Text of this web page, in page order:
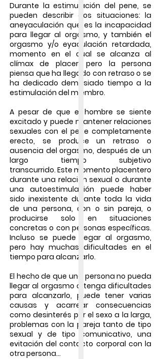
Durante la estimulación del pene, se
pueden describir dos situaciones: la
aneyaculación que es la incapacidad
para llegar al orgasmo, y también el
orgasmo y/o eyaculación retardada,
momento en el cual se alcanza al
clímax de placer, pero la persona
piensa que ha llegado con retraso o se
ha dedicado demasiado tiempo a la
estimulación del miembro.
A pesar de que el hombre se siente
excitado y puede mantener relaciones
sexuales con el pene completamente
erecto, se produce un retraso o
ausencia del orgasmo, después de un
largo tiempo subjetivo
transcurrido. Este momento placentero
durante una relación sexual o durante
una autoestimulación puede haber
sido inexistente durante toda la vida
de una persona, con o sin pareja, o
producirse solo en situaciones
concretas o con personas específicas.
Incluso se puede llegar al orgasmo,
pero hay muchas dificultades en el
tiempo para alcanzarlo.
El hecho de que una personano pueda
llegar al orgasmo o tenga dificultades
para alcanzarlo, puede tener varias
causas y acarrear consecuencias
como desinterés por el sexo a la larga,
problemas con la pareja tanto de tipo
sexual y de tipo comunicativo, una
evitación del contacto corporal con la
otra persona...